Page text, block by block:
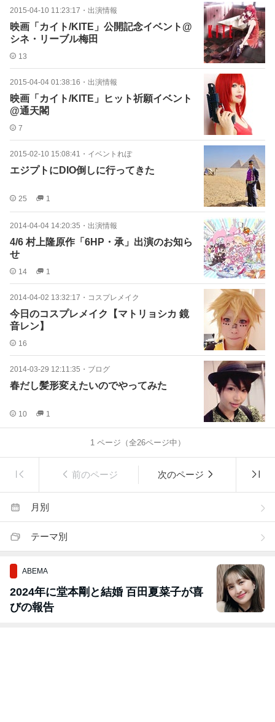
2015-04-10 11:23:17 ・ 出演情報
映画「カイト/KITE」公開記念イベント@
シネ・リーブル梅田
13
2015-04-04 01:38:16 ・ 出演情報
映画「カイト/KITE」ヒット祈願イベント
@通天閣
7
2015-02-10 15:08:41 ・ イベントれぽ
エジプトにDIO倒しに行ってきた
25 1
2014-04-04 14:20:35 ・ 出演情報
4/6 村上隆原作「6HP・承」出演のお知ら
せ
14 1
2014-04-02 13:32:17 ・ コスプレメイク
今日のコスプレメイク【マトリョシカ 鏡
音レン】
16
2014-03-29 12:11:35 ・ ブログ
春だし髪形変えたいのでやってみた
10 1
1ページ（全26ページ中）
前のページ 次のページ
月別
テーマ別
ABEMA
2024年に堂本剛と結婚 百田夏菜子が喜
びの報告